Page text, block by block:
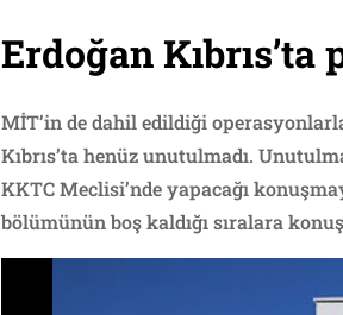
Erdoğan
MİT’in de dahil edildiği
Kıbrıs’ta henüz unutulmadı.
KKTC Meclisi’nde yapacağı
bölümünün boş kaldığı sıralara